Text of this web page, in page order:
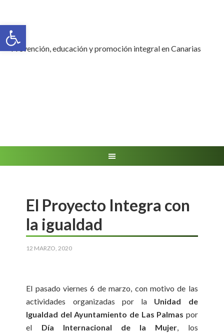
Abrir barra de herramientas
Prevención, educación y promoción integral en Canarias
El Proyecto Integra con
la igualdad
12 MARZO, 2020
El pasado viernes 6 de marzo, con motivo de las
actividades organizadas por la Unidad de
Igualdad del Ayuntamiento de Las Palmas por
el Día Internacional de la Mujer, los